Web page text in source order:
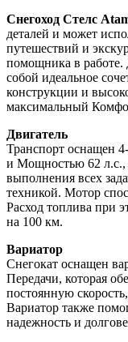
Снегоход Стелс
деталей и может
путешествий и
помощника в работе.
собой идеальное
конструкции и
максимальный
Двигатель
Транспорт оснащен
и Мощностью 62 л.с.,
выполнения всех
техникой. Мотор
Расход топлива при
на 100 км.
Вариатор
Снегокат оснащен
Передачи, которая
постоянную
Вариатор также
надежность и